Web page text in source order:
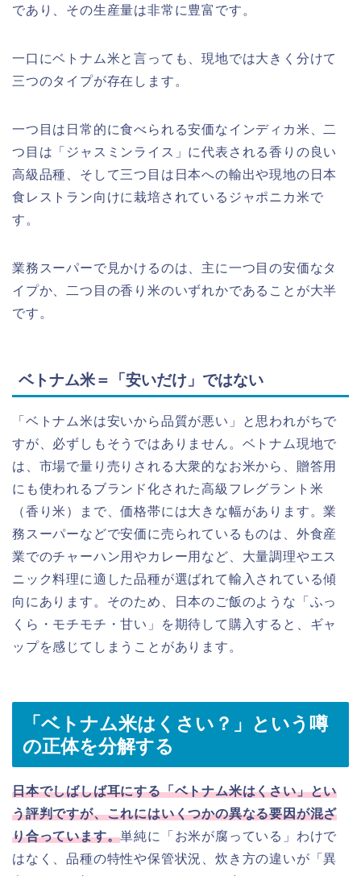
であり、その生産量は非常に豊富です。
一口にベトナム米と言っても、現地では大きく分けて
三つのタイプが存在します。
一つ目は日常的に食べられる安価なインディカ米、二
つ目は「ジャスミンライス」に代表される香りの良い
高級品種、そして三つ目は日本への輸出や現地の日本
食レストラン向けに栽培されているジャポニカ米で
す。
業務スーパーで見かけるのは、主に一つ目の安価なタ
イプか、二つ目の香り米のいずれかであることが大半
です。
ベトナム米＝「安いだけ」ではない
「ベトナム米は安いから品質が悪い」と思われがちで
すが、必ずしもそうではありません。ベトナム現地で
は、市場で量り売りされる大衆的なお米から、贈答用
にも使われるブランド化された高級フレグラント米
（香り米）まで、価格帯には大きな幅があります。業
務スーパーなどで安価に売られているものは、外食産
業でのチャーハン用やカレー用など、大量調理やエス
ニック料理に適した品種が選ばれて輸入されている傾
向にあります。そのため、日本のご飯のような「ふっ
くら・モチモチ・甘い」を期待して購入すると、ギャ
ップを感じてしまうことがあります。
「ベトナム米はくさい？」という噂
の正体を分解する
日本でしばしば耳にする「ベトナム米はくさい」とい
う評判ですが、これにはいくつかの異なる要因が混ざ
り合っています。単純に「お米が腐っている」わけで
はなく、品種の特性や保管状況、炊き方の違いが「異